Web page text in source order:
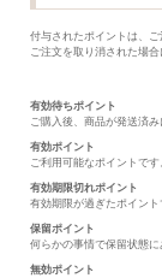
付与されたポイントは、
ご注文を取り消された場
有効待ちポイント
ご購入後、商品が発送済
有効ポイント
ご利用可能なポイントです
有効期限切れポイント
有効期限が過ぎたポイント
保留ポイント
何らかの事情で保留状態に
無効ポイント